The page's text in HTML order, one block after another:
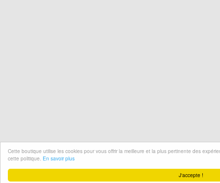
J'accepte !
Cette boutique utilise les cookies pour vous offrir la meilleure et la plus pertinente des
cette politique. En savoir plus